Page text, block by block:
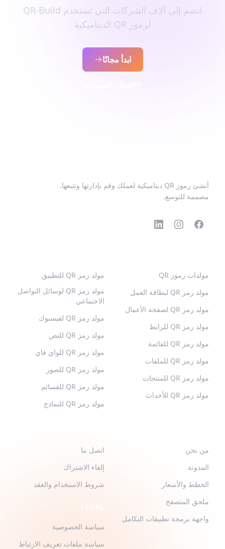
انضم إلى آلاف الشركات التي تستخدم QR-Build
لرموز QR الديناميكية
ابدأ مجانًا
أنشئ رموز QR ديناميكية لعملك وقم بإدارتها وتتبعها.
مصممة للتوسع.
مولدات رموز QR
مولد رمز QR لبطاقة العمل
مولد رمز QR لصفحة الأعمال
مولد رمز QR للرابط
مولد رمز QR للقائمة
مولد رمز QR للملفات
مولد رمز QR للمنتجات
مولد رمز QR للأحداث
مولد رمز QR للتطبيق
مولد رمز QR لوسائل التواصل
الاجتماعي
مولد رمز QR لفيسبوك
مولد رمز QR للنص
مولد رمز QR للواي فاي
مولد رمز QR للصور
مولد رمز QR للقسائم
مولد رمز QR للنماذج
من نحن
المدونة
الخطط والأسعار
ملحق المتصفح
واجهة برمجة تطبيقات التكامل
اتصل بنا
إلغاء الاشتراك
شروط الاستخدام والعقد
سياسة الخصوصية
سياسة ملفات تعريف الارتباط